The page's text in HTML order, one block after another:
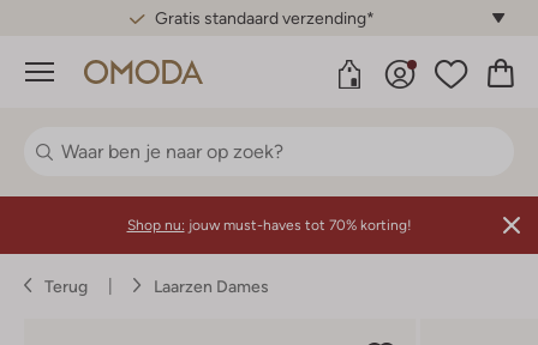
Gratis standaard verzending*
Menu
Shop nu: jouw must-haves tot 70% korting!
Terug Laarzen Dames